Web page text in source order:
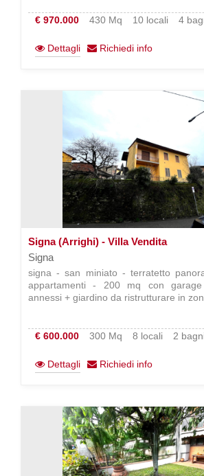
€ 970.000 430 Mq 10 locali 4
Dettagli Richiedi info
Signa (Arrighi) - Villa Vendita
Signa
signa - san miniato - terratetto
appartamenti - 200 mq con
annessi + giardino da ristrutturare in
€ 600.000 300 Mq 8 locali 2 bagni
Dettagli Richiedi info